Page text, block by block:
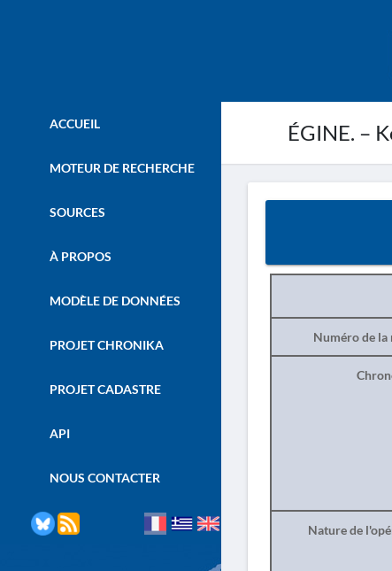
ÉGINE. –
ACCUEIL
MOTEUR DE RECHERCHE
SOURCES
À PROPOS
MODÈLE DE DONNÉES
PROJET CHRONIKA
PROJET CADASTRE
API
NOUS CONTACTER
Numéro de la
Nature de